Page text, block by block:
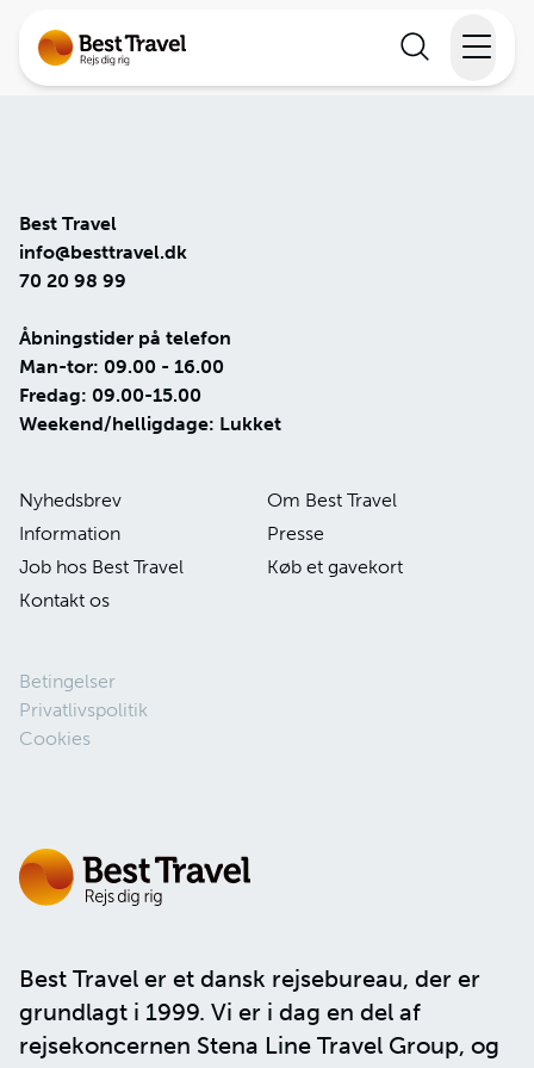
Rejsekalender
Information
Best Travel er et dansk rejsebureau, der er
grundlagt i 1999. Vi er i dag en del af
rejsekoncernen Stena Line Travel Group, og
Best Travel
info@besttravel.dk
70 20 98 99
Åbningstider på telefon
Man-tor: 09.00 - 16.00
Fredag: 09.00-15.00
Weekend/helligdage: Lukket
Nyhedsbrev
Om Best Travel
Information
Presse
Job hos Best Travel
Køb et gavekort
Kontakt os
Betingelser
Privatlivspolitik
Cookies